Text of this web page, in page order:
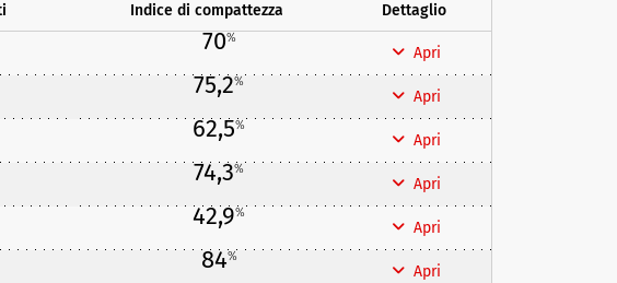
Indice di compattezza Dettaglio
70%
Apri
75,2%
Apri
62,5%
Apri
74,3%
Apri
42,9%
Apri
84%
Apri